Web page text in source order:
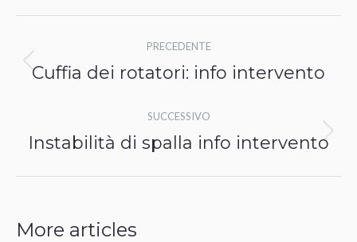
tra
post
PRECEDENTE
Post
Cuffia dei rotatori: info intervento
SUCCESSIVO
Prossimo
Instabilità di spalla info intervento
More articles